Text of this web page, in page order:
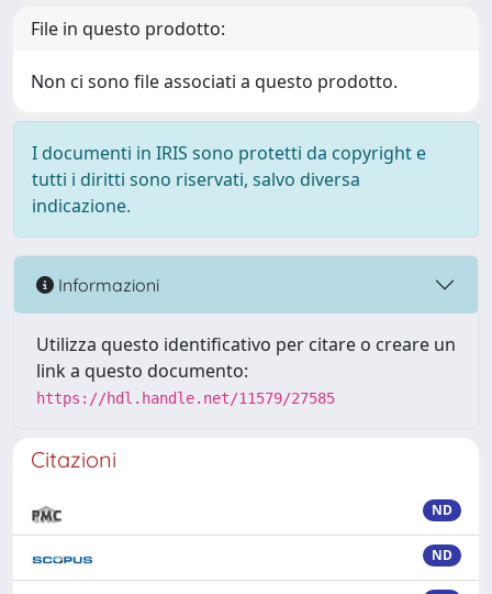
File in questo prodotto:
Non ci sono file associati a questo prodotto.
I documenti in IRIS sono protetti da copyright e
tutti i diritti sono riservati, salvo diversa
indicazione.
Informazioni
Utilizza questo identificativo per citare o creare un
link a questo documento:
https://hdl.handle.net/11579/27585
Citazioni
ND
ND